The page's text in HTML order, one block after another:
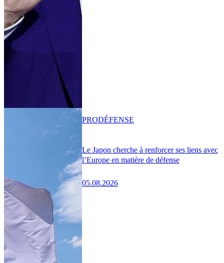
Le Japon cherche à renforcer ses liens avec
l’Europe en matière de défense
05.08.2026
PRODÉFENSE